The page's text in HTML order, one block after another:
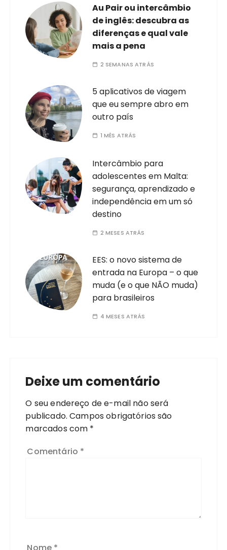
Au Pair ou intercâmbio
de inglês: descubra as
diferenças e qual vale
mais a pena
2 SEMANAS ATRÁS
5 aplicativos de viagem
que eu sempre abro em
outro país
1 MÊS ATRÁS
Intercâmbio para
adolescentes em Malta:
segurança, aprendizado e
independência em um só
destino
2 MESES ATRÁS
EES: o novo sistema de
entrada na Europa – o que
muda (e o que NÃO muda)
para brasileiros
4 MESES ATRÁS
Deixe um comentário
O seu endereço de e-mail não será
publicado. Campos obrigatórios são
marcados com *
Comentário *